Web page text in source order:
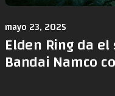
mayo 23, 2025
Elden Ring da
Bandai Namco